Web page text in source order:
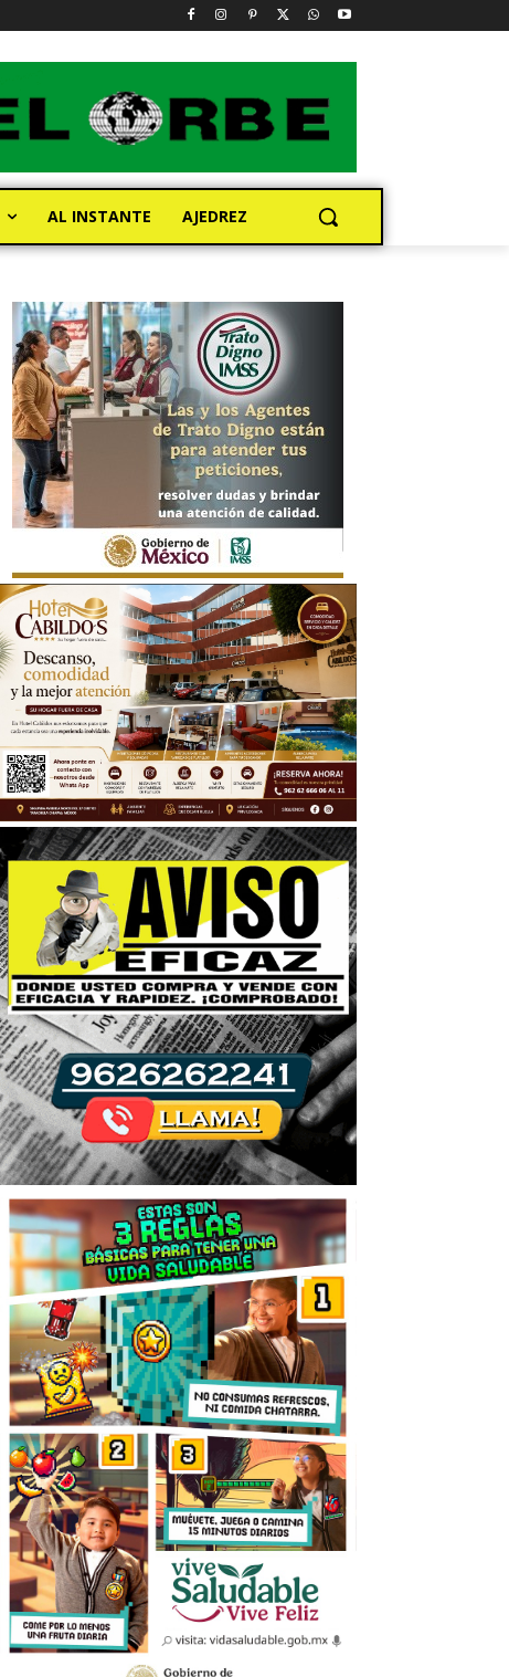
AL INSTANTE AJEDREZ